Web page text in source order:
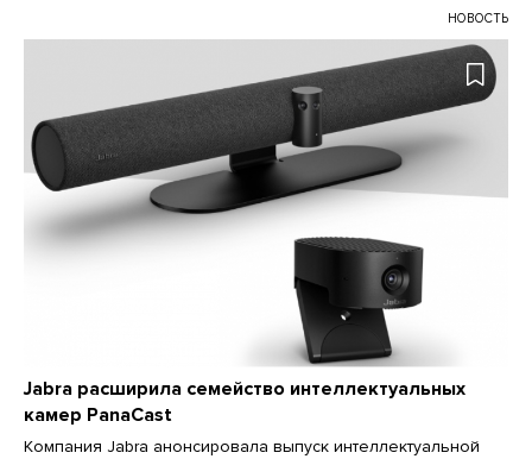
НОВОСТЬ
Jabra расширила семейство интеллектуальных
камер PanaCast
Компания Jabra анонсировала выпуск интеллектуальной